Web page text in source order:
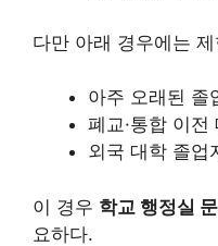
다만 아래 경우에는
아주 오래된 졸
폐교·통합 이전
외국 대학 졸업
이 경우 학교 행정실
요하다.